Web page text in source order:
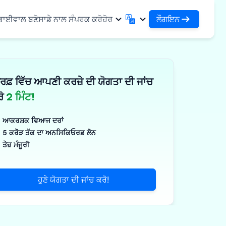
ਅਤੇ ਉਦਯੋਗਿਕ
ਅਤੇ ਮੈਡੀਕਲ
ਅਤੇ ਛੋਟੇ ਉਪਕਰਣ
ਬਣੋਸਾਡੇ ਨਾਲ ਸੰਪਰਕ ਕਰੋਹੋਰ
हिन्दी
ଓଡ଼ିଆ
తెలుగు
Telugu
বাংলা
ਲੌਗਇਨ
DSA ਵਜੋਂ ਲੌਗਇਨ ਕਰੋ
ਵਿੱਚ ਆਪਣੀ ਕਰਜ਼ੇ ਦੀ ਯੋਗਤਾ ਦੀ ਜਾਂਚ
2 ਮਿੰਟ!
ਆਕਰਸ਼ਕ ਵਿਆਜ ਦਰਾਂ
5 ਕਰੋੜ ਤੱਕ ਦਾ ਅਨਸਿਕਿਓਰਡ ਲੋਨ
ਤੇਜ਼ ਮੰਜੂਰੀ
ਹੁਣੇ ਯੋਗਤਾ ਦੀ ਜਾਂਚ ਕਰੋ!